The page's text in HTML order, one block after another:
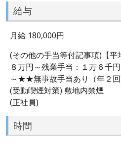
給与
月給 180,000円
(その他の手当等付記事項)【平
８万円～残業手当：１万６千
～★★無事故手当あり（年２回
(受動喫煙対策) 敷地内禁煙
(正社員)
時間